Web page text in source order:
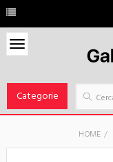
Categorie
HOME